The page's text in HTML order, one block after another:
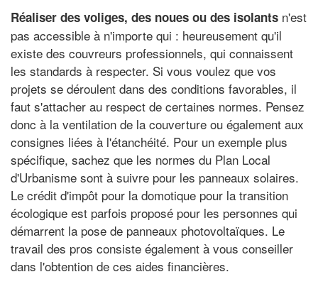
Réaliser des voliges, des noues ou des isolants n'est
pas accessible à n'importe qui : heureusement qu'il
existe des couvreurs professionnels, qui connaissent
les standards à respecter. Si vous voulez que vos
projets se déroulent dans des conditions favorables, il
faut s'attacher au respect de certaines normes. Pensez
donc à la ventilation de la couverture ou également aux
consignes liées à l'étanchéité. Pour un exemple plus
spécifique, sachez que les normes du Plan Local
d'Urbanisme sont à suivre pour les panneaux solaires.
Le crédit d'impôt pour la domotique pour la transition
écologique est parfois proposé pour les personnes qui
démarrent la pose de panneaux photovoltaïques. Le
travail des pros consiste également à vous conseiller
dans l'obtention de ces aides financières.